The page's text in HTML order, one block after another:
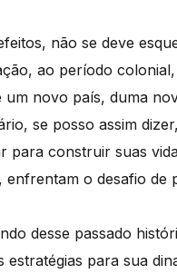
não se deve
ao período
um novo país, duma
se posso assim
para construir suas
o desafio de
desse passado
para sua